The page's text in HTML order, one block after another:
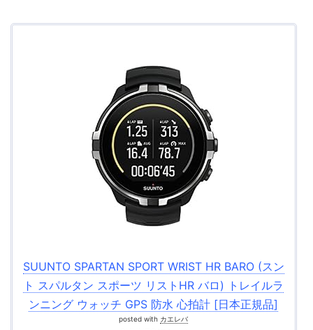
SUUNTO SPARTAN SPORT WRIST HR BARO (スン
ト スパルタン スポーツ リストHR バロ) トレイルラ
ンニング ウォッチ GPS 防水 心拍計 [日本正規品]
posted with カエレバ